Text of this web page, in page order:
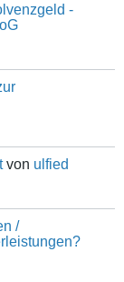
-
von ulfied
/